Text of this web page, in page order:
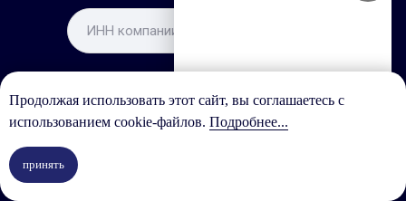
Продолжая использовать этот сайт, вы соглашаетесь с
использованием cookie-файлов. Подробнее...
принять